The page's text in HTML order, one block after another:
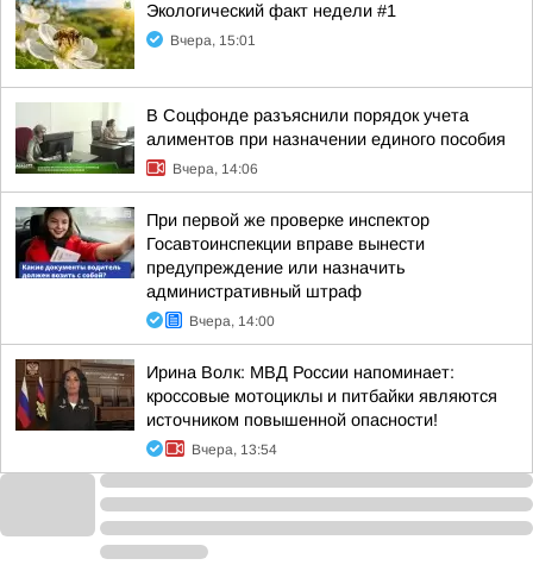
Экологический факт недели #1
Вчера, 15:01
В Соцфонде разъяснили порядок учета
алиментов при назначении единого пособия
Вчера, 14:06
При первой же проверке инспектор
Госавтоинспекции вправе вынести
предупреждение или назначить
административный штраф
Вчера, 14:00
Ирина Волк: МВД России напоминает:
кроссовые мотоциклы и питбайки являются
источником повышенной опасности!
Вчера, 13:54